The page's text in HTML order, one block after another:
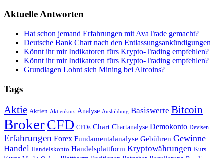
Aktuelle Antworten
Hat schon jemand Erfahrungen mit AvaTrade gemacht?
Deutsche Bank Chart nach den Entlassungsankündigungen
Könnt ihr mir Indikatoren fürs Krypto-Trading empfehlen?
Könnt ihr mir Indikatoren fürs Krypto-Trading empfehlen?
Grundlagen Lohnt sich Mining bei Altcoins?
Tags
Aktie Aktien Aktienkurs Analyse Ausbildung Basiswerte Bitcoin
BrokerCFD CFDs Chart Chartanalyse Demokonto Devisen
Erfahrungen Forex Fundamentalanalyse Gebühren Gewinne
Handel Handelskonto Handelsplattform Kryptowährungen Kurs